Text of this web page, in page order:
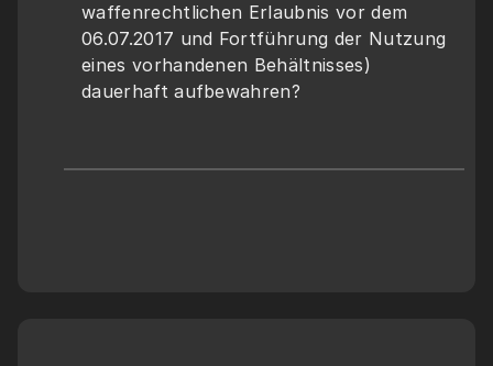
waffenrechtlichen Erlaubnis vor dem
06.07.2017 und Fortführung der Nutzung
eines vorhandenen Behältnisses)
dauerhaft aufbewahren?